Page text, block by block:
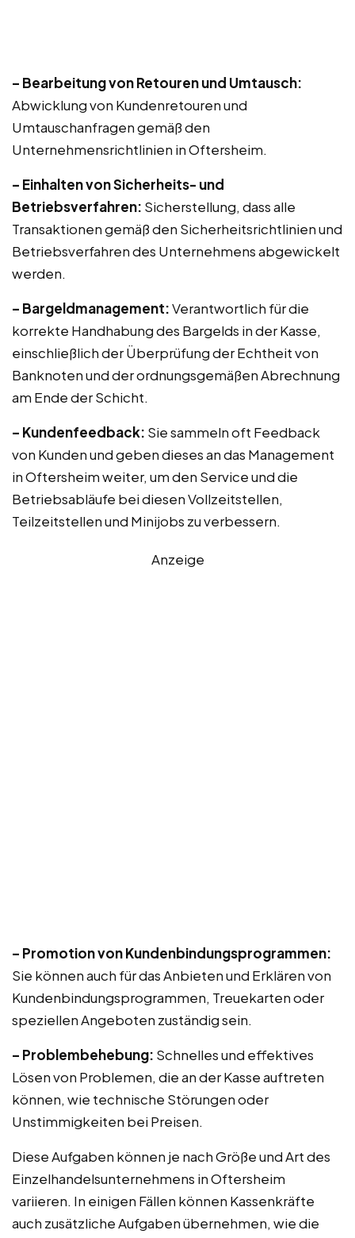
– Bearbeitung von Retouren und Umtausch:
Abwicklung von Kundenretouren und
Umtauschanfragen gemäß den
Unternehmensrichtlinien in Oftersheim.
– Einhalten von Sicherheits- und
Betriebsverfahren: Sicherstellung, dass alle
Transaktionen gemäß den Sicherheitsrichtlinien und
Betriebsverfahren des Unternehmens abgewickelt
werden.
– Bargeldmanagement:Verantwortlich für die
korrekte Handhabung des Bargelds in der Kasse,
einschließlich der Überprüfung der Echtheit von
Banknoten und der ordnungsgemäßen Abrechnung
am Ende der Schicht.
– Kundenfeedback: Sie sammeln oft Feedback
von Kunden und geben dieses an das Management
in Oftersheim weiter, um den Service und die
Betriebsabläufe bei diesen Vollzeitstellen,
Teilzeitstellen und Minijobs zu verbessern.
Anzeige
– Promotion von Kundenbindungsprogrammen:
Sie können auch für das Anbieten und Erklären von
Kundenbindungsprogrammen, Treuekarten oder
speziellen Angeboten zuständig sein.
– Problembehebung: Schnelles und effektives
Lösen von Problemen, die an der Kasse auftreten
können, wie technische Störungen oder
Unstimmigkeiten bei Preisen.
Diese Aufgaben können je nach Größe und Art des
Einzelhandelsunternehmens in Oftersheim
variieren. In einigen Fällen können Kassenkräfte
auch zusätzliche Aufgaben übernehmen, wie die